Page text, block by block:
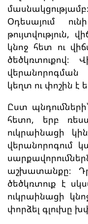
Օդեսայում
թույտվություն,
կնոջ հետ ու
ծեծկռտուքով։
կեղտ ու փոշին է
Ըստ
հետո, երբ
ուկրաինացի
վերանորոգում
աշխատանքը։
ծեծկռտուք է
ուկրաինացի
փորձել գլուխը